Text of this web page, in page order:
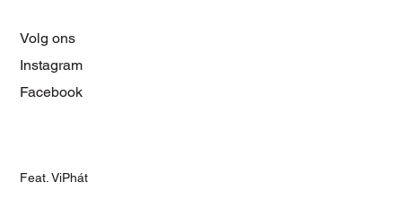
Volg ons
Instagram
Facebook
Feat. ViPhát